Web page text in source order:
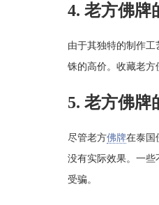
4. 老方佛牌
由于其独特的制作
铢的高价。收藏老方
5. 老方佛牌
尽管老方佛牌在泰国
没有实际效果。一些
受骗。